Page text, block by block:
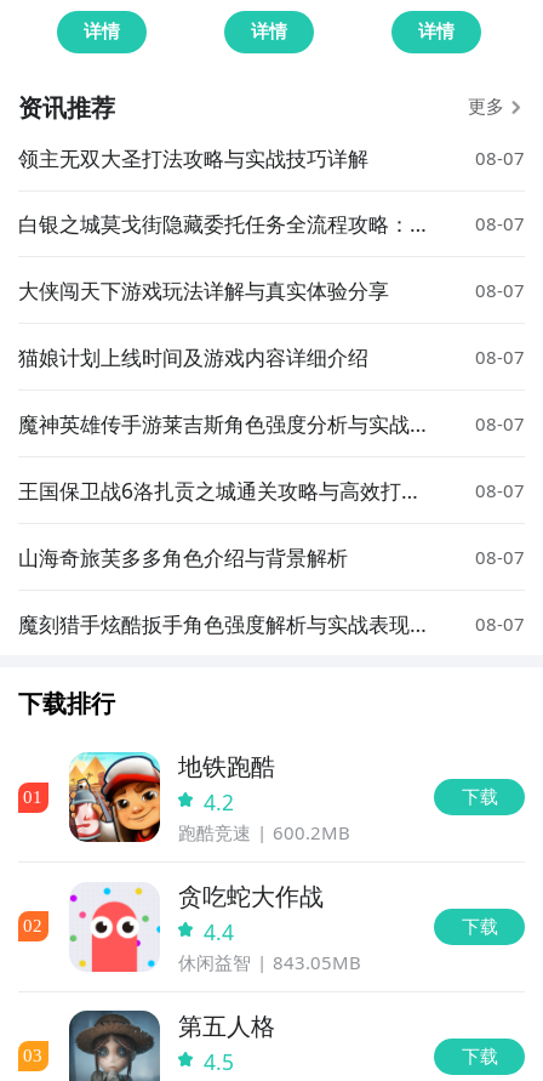
详情 详情 详情
资讯推荐 更多
领主无双大圣打法攻略与实战技巧详解 08-07
白银之城莫戈街隐藏委托任务全流程攻略：触
08-07
大侠闯天下游戏玩法详解与真实体验分享 08-07
猫娘计划上线时间及游戏内容详细介绍 08-07
魔神英雄传手游莱吉斯角色强度分析与实战搭
08-07
王国保卫战6洛扎贡之城通关攻略与高效打法
08-07
山海奇旅芙多多角色介绍与背景解析 08-07
魔刻猎手炫酷扳手角色强度解析与实战表现评
08-07
下载排行
01
地铁跑酷
4.2
跑酷竞速 600.2MB
下载
02
贪吃蛇大作战
4.4
休闲益智 843.05MB
下载
03
第五人格
4.5 下载